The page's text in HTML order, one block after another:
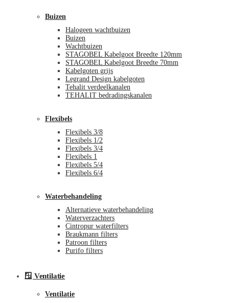
Buizen
Halogeen wachtbuizen
Buizen
Wachtbuizen
STAGOBEL Kabelgoot Breedte 120mm
STAGOBEL Kabelgoot Breedte 70mm
Kabelgoten grijs
Legrand Design kabelgoten
Tehalit verdeelkanalen
TEHALIT bedradingskanalen
Flexibels
Flexibels 3/8
Flexibels 1/2
Flexibels 3/4
Flexibels 1
Flexibels 5/4
Flexibels 6/4
Waterbehandeling
Alternatieve waterbehandeling
Waterverzachters
Cintropur waterfilters
Braukmann filters
Patroon filters
Purifo filters
🪟 Ventilatie
Ventilatie